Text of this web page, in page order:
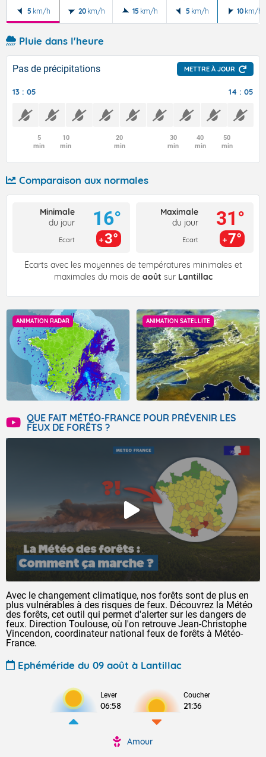
5 km/h 20 km/h 15 km/h 5 km/h 10 km/h
Pluie dans l'heure
Pas de précipitations METTRE À JOUR
13 : 05 14 : 05
5
min
10
min
20
min
30
min
40
min
50
min
Comparaison aux normales
Minimale
du jour
Ecart
16°
3°
Maximale
du jour
Ecart
31°
7°
Écarts avec les moyennes de températures minimales et
maximales du mois de août sur Lantillac
ANIMATION RADAR ANIMATION SATELLITE
QUE FAIT MÉTÉO-FRANCE POUR PRÉVENIR LES
FEUX DE FORÊTS ?
Avec le changement climatique, nos forêts sont de plus en
plus vulnérables à des risques de feux. Découvrez la Météo
des forêts, cet outil qui permet d'alerter sur les dangers de
feux. Direction Toulouse, où l'on retrouve Jean-Christophe
Vincendon, coordinateur national feux de forêts à Météo-
France.
Ephéméride du 09 août à Lantillac
Lever
06:58
Coucher
21:36
Amour